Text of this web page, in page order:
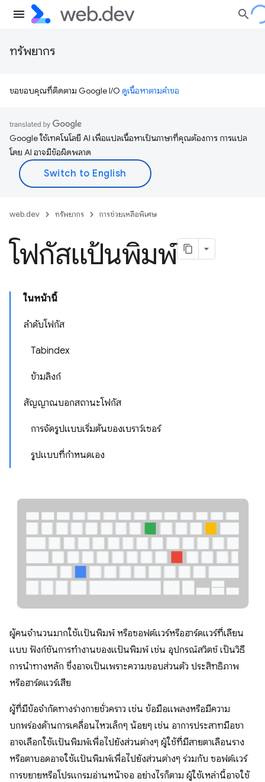
ทรัพยากร
ขอขอบคุณที่ติดตาม Google I/O ดูเนื้อหาตามคำขอ
Google ใช้เทคโนโลยี AI เพื่อแปลเนื้อหาเป็นภาษาที่คุณต้องการ การแปล
โดย AI อาจมีข้อผิดพลาด
web.dev ทรัพยากร การช่วยเหลือพิเศษ
โฟกัสแป้นพิมพ์
ในหน้านี้
ลำดับโฟกัส
Tabindex
ข้ามลิงก์
สัญญาณบอกสถานะโฟกัส
การจัดรูปแบบเริ่มต้นของเบราว์เซอร์
รูปแบบที่กำหนดเอง
ผู้คนจำนวนมากใช้แป้นพิมพ์ หรือซอฟต์แวร์หรือฮาร์ดแวร์ที่เลียน
แบบ ฟังก์ชันการทำงานของแป้นพิมพ์ เช่น อุปกรณ์สวิตช์ เป็นวิธี
การนำทางหลัก ซึ่งอาจเป็นเพราะความชอบส่วนตัว ประสิทธิภาพ
หรือฮาร์ดแวร์เสีย
ผู้ที่มีข้อจำกัดทางร่างกายชั่วคราว เช่น ข้อมือแพลงหรือมีความ
บกพร่องด้านการเคลื่อนไหวเล็กๆ น้อยๆ เช่น อาการประสาทมือชา
อาจเลือกใช้แป้นพิมพ์เพื่อไปยังส่วนต่างๆ ผู้ใช้ที่มีสายตาเลือนราง
หรือตาบอดอาจใช้แป้นพิมพ์เพื่อไปยังส่วนต่างๆ ร่วมกับ ซอฟต์แวร์
การขยายหรือโปรแกรมอ่านหน้าจอ อย่างไรก็ตาม ผู้ใช้เหล่านี้อาจใช้